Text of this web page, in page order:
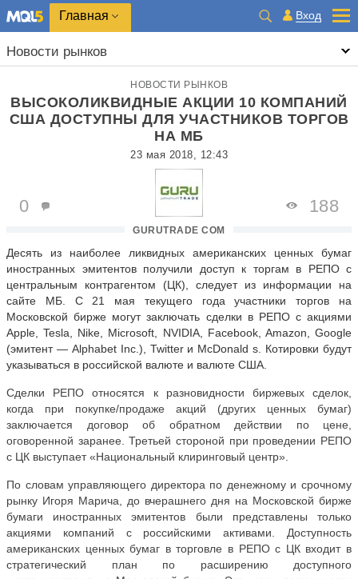
Главная Вход
Новости рынков
НОВОСТИ РЫНКОВ
ВЫСОКОЛИКВИДНЫЕ АКЦИИ 10 КОМПАНИЙ
США ДОСТУПНЫ ДЛЯ УЧАСТНИКОВ ТОРГОВ
НА МБ
23 мая 2018, 12:43
GURUTRADE COM
0 188
Десять из наиболее ликвидных американских ценных бумаг
иностранных эмитентов получили доступ к торгам в РЕПО с
центральным контрагентом (ЦК), следует из информации на
сайте МБ. С 21 мая текущего года участники торгов на
Московской бирже могут заключать сделки в РЕПО с акциями
Apple, Tesla, Nike, Microsoft, NVIDIA, Facebook, Amazon, Google
(эмитент — Alphabet Inc.), Twitter и McDonald s. Котировки будут
указываться в российской валюте и валюте США.
Сделки РЕПО относятся к разновидности биржевых сделок,
когда при покупке/продаже акций (других ценных бумаг)
заключается договор об обратном действии по цене,
оговоренной заранее. Третьей стороной при проведении РЕПО
с ЦК выступает «Национальный клиринговый центр».
По словам управляющего директора по денежному и срочному
рынку Игоря Марича, до вчерашнего дня на Московской бирже
бумаги иностранных эмитентов были представлены только
акциями компаний с российскими активами. Доступность
американских ценных бумаг в торговле в РЕПО с ЦК входит в
стратегический план по расширению доступного